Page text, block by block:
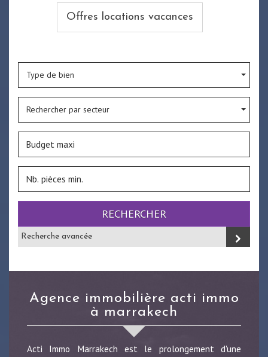
Offres locations vacances
Type de bien
Rechercher par secteur
RECHERCHER
Recherche avancée
agence immobilière acti immo
à marrakech
Acti Immo Marrakech est le prolongement d'une